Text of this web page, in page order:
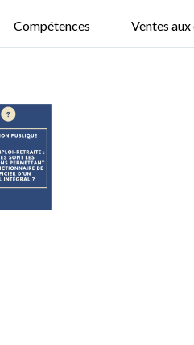
Compétences Ventes aux